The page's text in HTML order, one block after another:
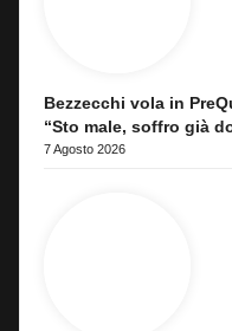
Bezzecchi vola in
“Sto male, soffro già
7 Agosto 2026